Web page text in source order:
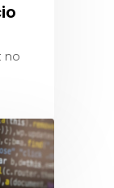
no